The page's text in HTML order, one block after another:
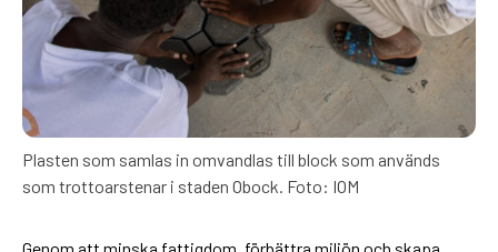
Plasten som samlas in omvandlas till block som används
som trottoarstenar i staden Obock. Foto: IOM